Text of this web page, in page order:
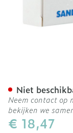
€ 18,47
Niet
Neem contact op
bekijken we